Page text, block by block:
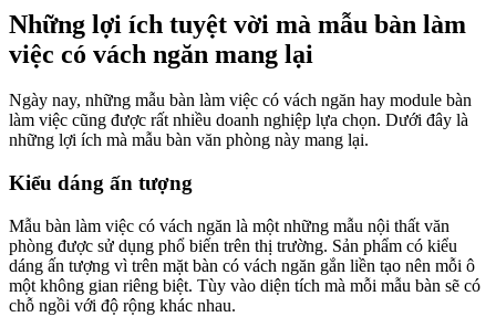
Những lợi ích tuyệt vời mà mẫu bàn làm
việc có vách ngăn mang lại
Ngày nay, những mẫu bàn làm việc có vách ngăn hay module bàn
làm việc cũng được rất nhiều doanh nghiệp lựa chọn. Dưới đây là
những lợi ích mà mẫu bàn văn phòng này mang lại.
Kiểu dáng ấn tượng
Mẫu bàn làm việc có vách ngăn là một những mẫu nội thất văn
phòng được sử dụng phổ biến trên thị trường. Sản phẩm có kiểu
dáng ấn tượng vì trên mặt bàn có vách ngăn gắn liền tạo nên mỗi ô
một không gian riêng biệt. Tùy vào diện tích mà mỗi mẫu bàn sẽ có
chỗ ngồi với độ rộng khác nhau.